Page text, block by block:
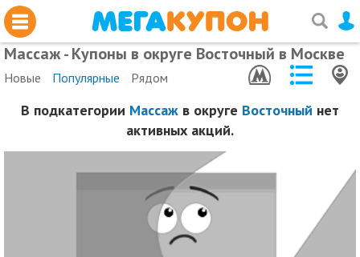
Массаж - Купоны в округе Восточный в Москве
Новые Популярные Рядом
В подкатегории Массаж в округе Восточный нет
активных акций.